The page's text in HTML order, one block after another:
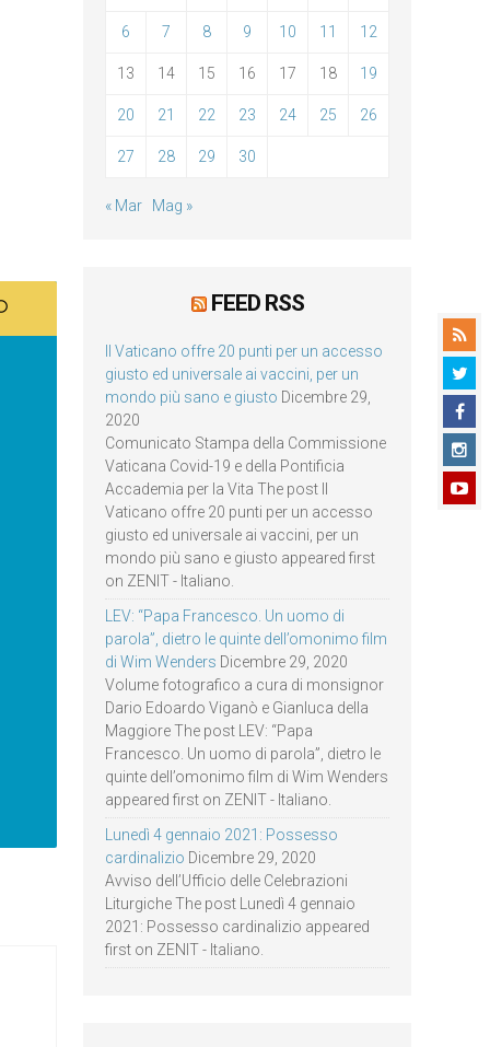
6 7 8 9 10 11 12
13 14 15 16 17 18 19
20 21 22 23 24 25 26
27 28 29 30
« Mar Mag »
FEED RSS
Il Vaticano offre 20 punti per un accesso
giusto ed universale ai vaccini, per un
mondo più sano e giusto Dicembre 29,
2020
Comunicato Stampa della Commissione
Vaticana Covid-19 e della Pontificia
Accademia per la Vita The post Il
Vaticano offre 20 punti per un accesso
giusto ed universale ai vaccini, per un
mondo più sano e giusto appeared first
on ZENIT - Italiano.
LEV: “Papa Francesco. Un uomo di
parola”, dietro le quinte dell’omonimo film
di Wim Wenders Dicembre 29, 2020
Volume fotografico a cura di monsignor
Dario Edoardo Viganò e Gianluca della
Maggiore The post LEV: “Papa
Francesco. Un uomo di parola”, dietro le
quinte dell’omonimo film di Wim Wenders
appeared first on ZENIT - Italiano.
Lunedì 4 gennaio 2021: Possesso
cardinalizio Dicembre 29, 2020
Avviso dell’Ufficio delle Celebrazioni
Liturgiche The post Lunedì 4 gennaio
2021: Possesso cardinalizio appeared
first on ZENIT - Italiano.